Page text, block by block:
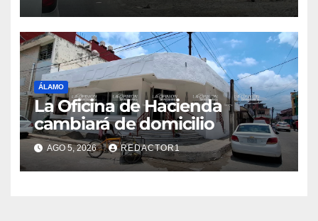
ÁLAMO
La Oficina de Hacienda
cambiará de domicilio
AGO 5, 2026 REDACTOR1